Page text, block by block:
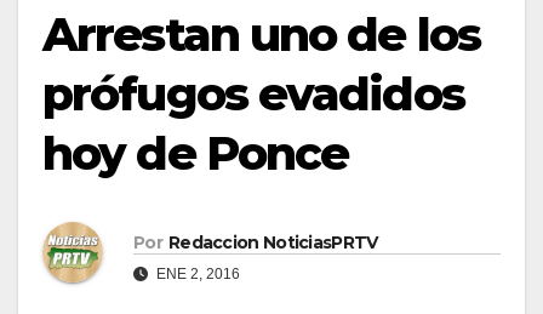
Arrestan uno de los
prófugos evadidos
hoy de Ponce
Por Redaccion NoticiasPRTV
ENE 2, 2016